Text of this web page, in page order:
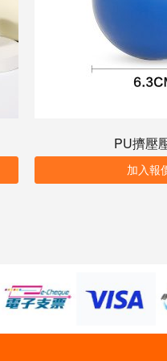
PU擠壓
加入報